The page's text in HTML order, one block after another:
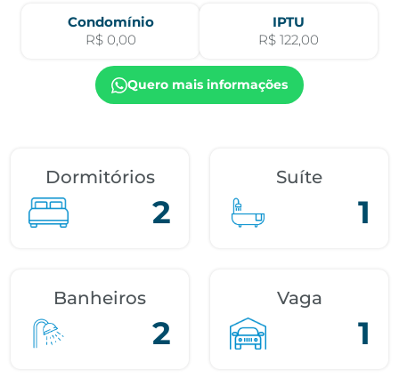
Condomínio
R$ 0,00
IPTU
R$ 122,00
Quero mais informações
Dormitórios
2
Suíte
1
Banheiros
2
Vaga
1